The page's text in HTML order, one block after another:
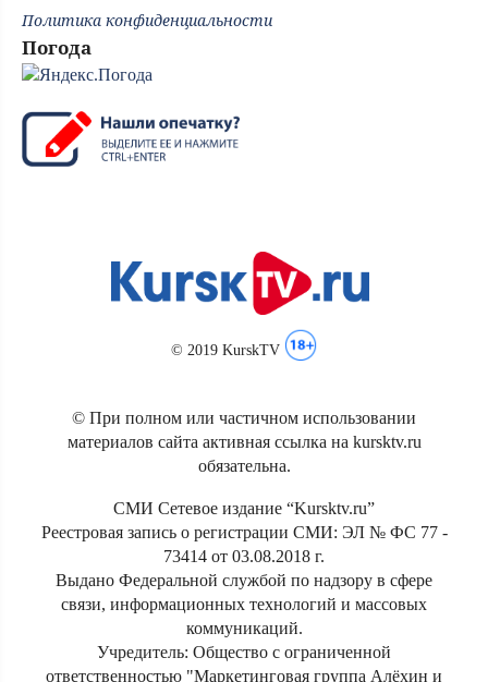
Политика конфиденциальности
Погода
© 2019 KurskTV
© При полном или частичном использовании
материалов сайта активная ссылка на kursktv.ru
обязательна.
СМИ Сетевое издание “Kursktv.ru”
Реестровая запись о регистрации СМИ: ЭЛ № ФС 77 -
73414 от 03.08.2018 г.
Выдано Федеральной службой по надзору в сфере
связи, информационных технологий и массовых
коммуникаций.
Учредитель: Общество с ограниченной
ответственностью "Маркетинговая группа Алёхин и